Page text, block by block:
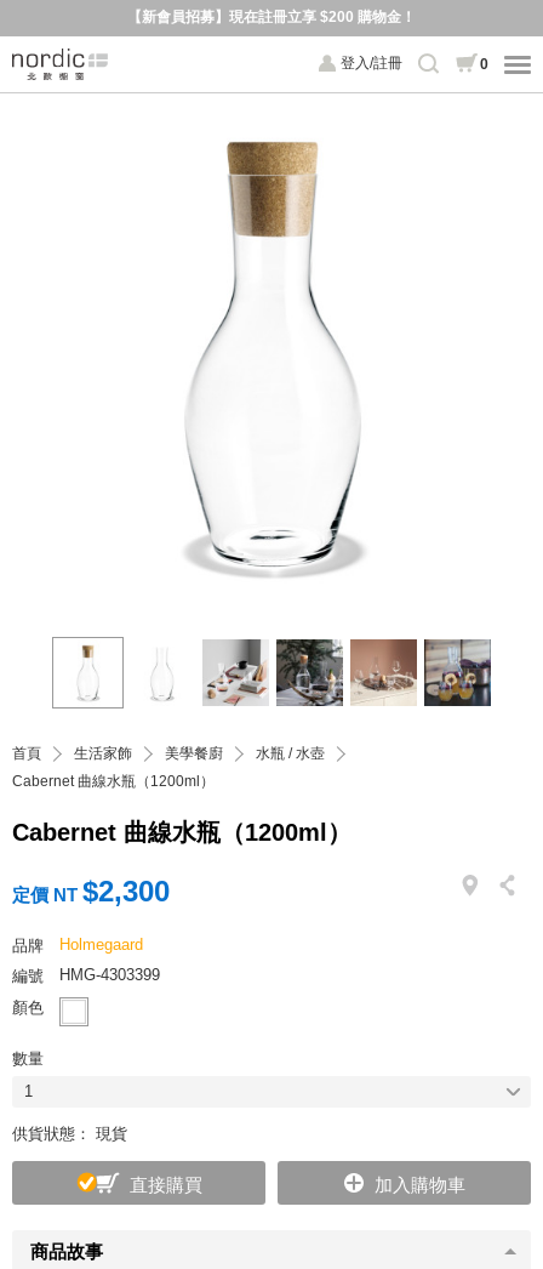
【新會員招募】現在註冊立享 $200 購物金！
登入/註冊 0
首頁 生活家飾 美學餐廚
水瓶 / 水壺
Cabernet 曲線水瓶（1200ml）
Cabernet 曲線水瓶（1200ml）
商品故事
定價 NT $2,300
品牌
Holmegaard
編號
HMG-4303399
顏色
數量
1
供貨狀態： 現貨
直接購買 加入購物車